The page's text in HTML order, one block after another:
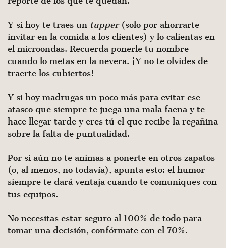
Y si hoy te traes un tupper(solo por ahorrarte
invitar en la comida a los clientes) y lo calientas en
el microondas. Recuerda ponerle tu nombre
cuando lo metas en la nevera. ¡Y no te olvides de
traerte los cubiertos!
Y si hoy madrugas un poco más para evitar ese
atasco que siempre te juega una mala faena y te
hace llegar tarde y eres tú el que recibe la regañina
sobre la falta de puntualidad.
Por si aún no te animas a ponerte en otros zapatos
(o, al menos, no todavía), apunta esto: el humor
siempre te dará ventaja cuando te comuniques con
tus equipos.
No necesitas estar seguro al 100% de todo para
tomar una decisión, confórmate con el 70%.